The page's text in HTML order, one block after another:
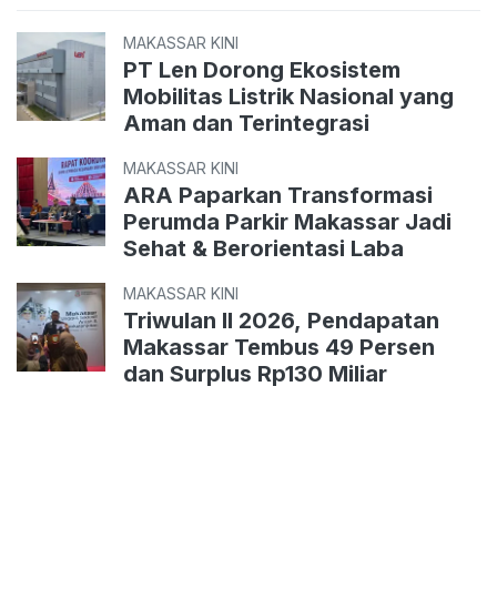
MAKASSAR KINI
PT Len Dorong Ekosistem
Mobilitas Listrik Nasional yang
Aman dan Terintegrasi
MAKASSAR KINI
ARA Paparkan Transformasi
Perumda Parkir Makassar Jadi
Sehat & Berorientasi Laba
MAKASSAR KINI
Triwulan II 2026, Pendapatan
Makassar Tembus 49 Persen
dan Surplus Rp130 Miliar